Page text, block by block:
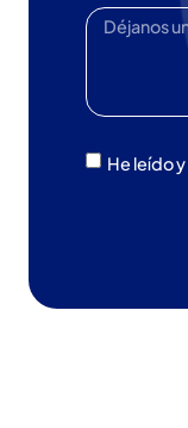
He leído